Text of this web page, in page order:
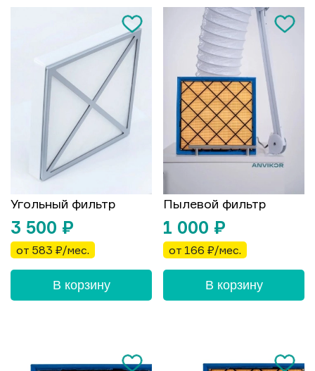
Угольный фильтр
3 500 ₽
от 583 ₽/мес.
В корзину
Пылевой фильтр
1 000 ₽
от 166 ₽/мес.
В корзину